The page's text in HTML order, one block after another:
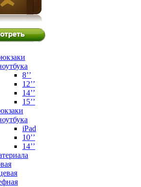
8’’
12’’
14’’
15’’
iPad
10’’
14’’